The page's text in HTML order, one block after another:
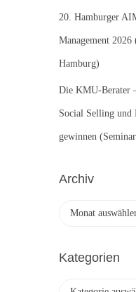
20. Hamburger
Management 2026
Hamburg)
Die KMU-Berater
Social Selling und
gewinnen
Archiv
h
Kategorien